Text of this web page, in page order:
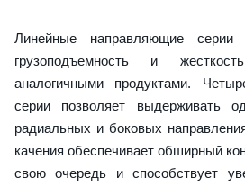
Линейные направляющие серии
грузоподъемность и
аналогичными продуктами.
серии позволяет выдерживать
радиальных и боковых
качения обеспечивает обширный
свою очередь и способствует